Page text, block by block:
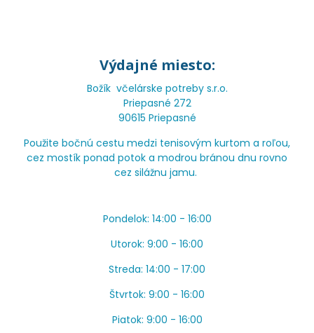
Výdajné miesto:
Božík včelárske potreby s.r.o.
Priepasné 272
90615 Priepasné
Použite bočnú cestu medzi tenisovým kurtom a roľou,
cez mostík ponad potok a modrou bránou dnu rovno
cez silážnu jamu.
Pondelok: 14:00 - 16:00
Utorok: 9:00 - 16:00
Streda: 14:00 - 17:00
Štvrtok: 9:00 - 16:00
Piatok: 9:00 - 16:00